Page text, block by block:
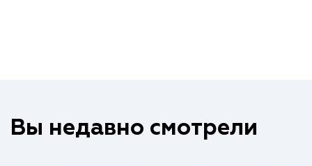
Вы недавно смотрели